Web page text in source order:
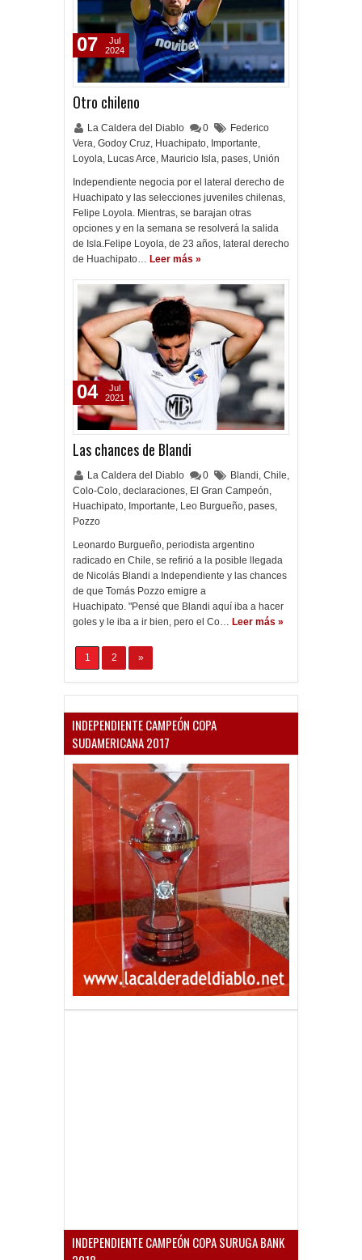
Otro chileno
La Caldera del Diablo 0
Federico
Vera, Godoy Cruz, Huachipato, Importante,
Loyola, Lucas Arce, Mauricio Isla, pases, Unión
Independiente negocia por el lateral derecho de
Huachipato y las selecciones juveniles chilenas,
Felipe Loyola. Mientras, se barajan otras
opciones y en la semana se resolverá la salida
de Isla.Felipe Loyola, de 23 años, lateral derecho
de Huachipato… Leer más »
07
Jul
2024
Las chances de Blandi
La Caldera del Diablo 0 Blandi, Chile,
Colo-Colo, declaraciones, El Gran Campeón,
Huachipato, Importante, Leo Burgueño, pases,
Pozzo
Leonardo Burgueño, periodista argentino
radicado en Chile, se refirió a la posible llegada
de Nicolás Blandi a Independiente y las chances
de que Tomás Pozzo emigre a
Huachipato. "Pensé que Blandi aquí iba a hacer
goles y le iba a ir bien, pero el Co… Leer más »
04
Jul
2021
1 2 »
INDEPENDIENTE CAMPEÓN COPA
SUDAMERICANA 2017
INDEPENDIENTE CAMPEÓN COPA SURUGA BANK